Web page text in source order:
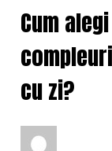
Cum
cu zi?